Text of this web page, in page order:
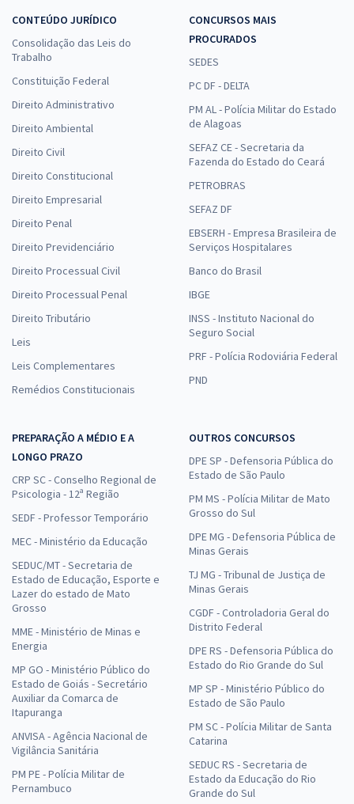
CONTEÚDO JURÍDICO
Consolidação das Leis do
Trabalho
Constituição Federal
Direito Administrativo
Direito Ambiental
Direito Civil
Direito Constitucional
Direito Empresarial
Direito Penal
Direito Previdenciário
Direito Processual Civil
Direito Processual Penal
Direito Tributário
Leis
Leis Complementares
Remédios Constitucionais
CONCURSOS MAIS
PROCURADOS
SEDES
PC DF - DELTA
PM AL - Polícia Militar do Estado
de Alagoas
SEFAZ CE - Secretaria da
Fazenda do Estado do Ceará
PETROBRAS
SEFAZ DF
EBSERH - Empresa Brasileira de
Serviços Hospitalares
Banco do Brasil
IBGE
INSS - Instituto Nacional do
Seguro Social
PRF - Polícia Rodoviária Federal
PND
PREPARAÇÃO A MÉDIO E A
LONGO PRAZO
CRP SC - Conselho Regional de
Psicologia - 12ª Região
SEDF - Professor Temporário
MEC - Ministério da Educação
SEDUC/MT - Secretaria de
Estado de Educação, Esporte e
Lazer do estado de Mato
Grosso
MME - Ministério de Minas e
Energia
MP GO - Ministério Público do
Estado de Goiás - Secretário
Auxiliar da Comarca de
Itapuranga
ANVISA - Agência Nacional de
Vigilância Sanitária
PM PE - Polícia Militar de
Pernambuco
OUTROS CONCURSOS
DPE SP - Defensoria Pública do
Estado de São Paulo
PM MS - Polícia Militar de Mato
Grosso do Sul
DPE MG - Defensoria Pública de
Minas Gerais
TJ MG - Tribunal de Justiça de
Minas Gerais
CGDF - Controladoria Geral do
Distrito Federal
DPE RS - Defensoria Pública do
Estado do Rio Grande do Sul
MP SP - Ministério Público do
Estado de São Paulo
PM SC - Polícia Militar de Santa
Catarina
SEDUC RS - Secretaria de
Estado da Educação do Rio
Grande do Sul